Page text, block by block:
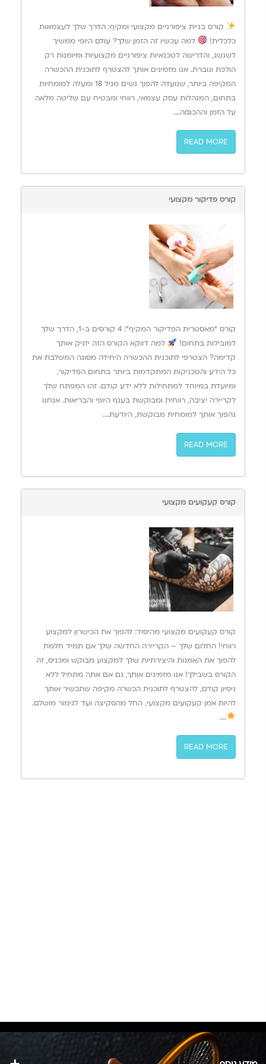
קורס בניית ציפורניים מקצועי ומקיף: הדרך שלך לעצמאות
כלכלית!
למה עכשיו זה הזמן שלך? עולם היופי ממשיך
לשגשג, והדרישה לטכנאיות ציפורניים מקצועיות ומיומנות רק
הולכת וגוברת. אנו מזמינים אותך להצטרף לתוכנית ההכשרה
המקיפה ביותר, שנועדה להפוך נשים מגיל 18 ומעלה למומחיות
בתחום, המנהלות עסק עצמאי, רווחי ומבטיח עם שליטה מלאה
על הזמן וההכנסה….
READ MORE
קורס פדיקור מקצועי
קורס “מאסטרית הפדיקור המקיף”: 4 קורסים ב-1, הדרך שלך
למובילות בתחום!
למה דווקא הקורס הזה יזניק אותך
קדימה? הצטרפי לתוכנית ההכשרה היחידה מסוגה המשלבת את
כל הידע והטכניקות המתקדמות ביותר בתחום הפדיקור,
ומיועדת במיוחד למתחילות ללא ידע קודם. זהו המפתח שלך
לקריירה יציבה, רווחית ומבוקשת בענף היופי והבריאות. אנחנו
נהפוך אותך למומחית מבוקשת, היודעת….
READ MORE
קורס קעקועים מקצועי
קורס קעקועים מקצועי מהיסוד: להפוך את הכישרון למקצוע
רווחי! החלום שלך – הקריירה החדשה שלך אם תמיד חלמת
להפוך את האמנות והיצירתיות שלך למקצוע מבוקש ומכניס, זה
הקורס בשבילך! אנו מזמינים אותך, גם אם אתה מתחיל ללא
ניסיון קודם, להצטרף לתוכנית הכשרה מקיפה שתכשיר אותך
להיות אמן קעקועים מקצועי, החל מהסקיצה ועד לגימור מושלם.
….
READ MORE